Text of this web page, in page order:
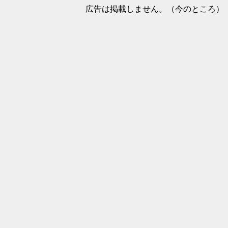
広告は掲載しません。（今のところ）